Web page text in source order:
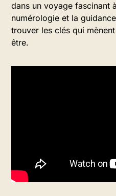
dans un voyage fascinant
numérologie et la
trouver les clés qui
être.